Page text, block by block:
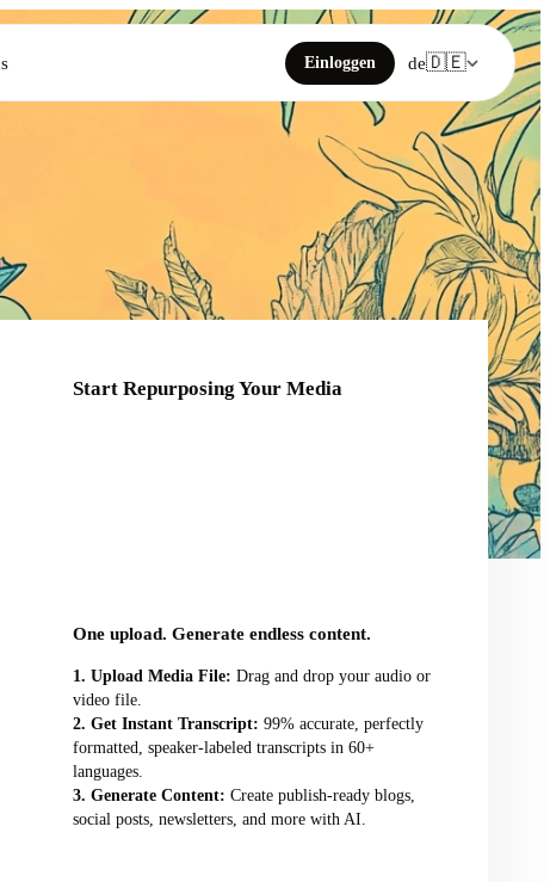
Einloggen de🇩🇪
Start Repurposing Your Media
One upload. Generate endless content.
Upload Media File: Drag and drop your audio or
video file.
Get Instant Transcript: 99% accurate, perfectly
formatted, speaker-labeled transcripts in 60+
languages.
Generate Content: Create publish-ready blogs,
social posts, newsletters, and more with AI.